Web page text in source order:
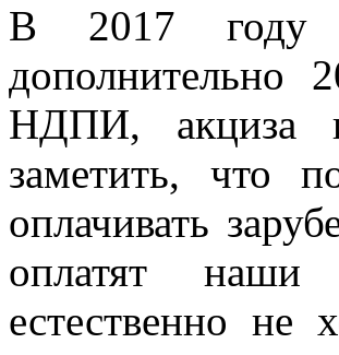
В 2017 году
дополнительно
НДПИ, акциза
заметить, что
оплачивать
оплатят наши
естественно не